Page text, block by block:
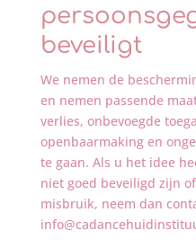
beveiligt
We nemen de
en nemen passende
verlies, onbevoegde
openbaarmaking en
te gaan. Als u het idee
niet goed beveiligd zijn
misbruik, neem dan